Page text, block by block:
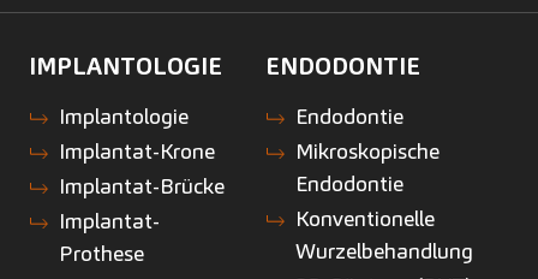
IMPLANTOLOGIE
Implantologie
Implantat-Krone
Implantat-Brücke
Implantat-
Prothese
ENDODONTIE
Endodontie
Mikroskopische
Endodontie
Konventionelle
Wurzelbehandlung